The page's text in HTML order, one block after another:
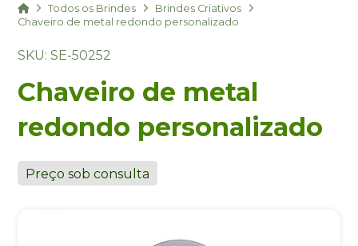
HomeTodos os Brindes
Brindes Criativos
Chaveiro de metal redondo personalizado
SKU: SE-50252
Chaveiro de metal
redondo personalizado
Preço sob consulta
+55